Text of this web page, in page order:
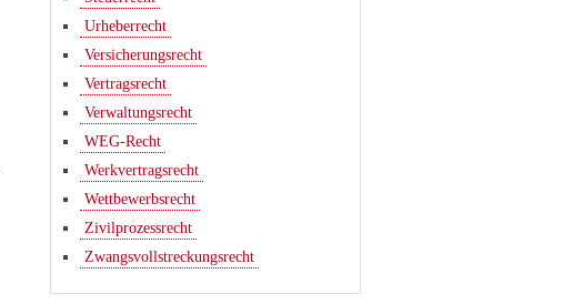
Urheberrecht
Versicherungsrecht
Vertragsrecht
Verwaltungsrecht
WEG-Recht
Werkvertragsrecht
Wettbewerbsrecht
Zivilprozessrecht
Zwangsvollstreckungsrecht